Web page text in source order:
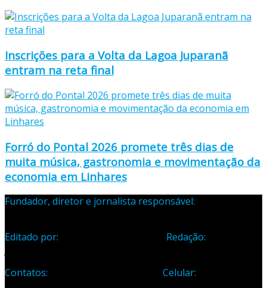
Inscrições para a Volta da Lagoa Juparanã
entram na reta final
Forró do Pontal 2026 promete três dias de
muita música, gastronomia e movimentação da
economia em Linhares
Fundador, diretor e jornalista responsável:
Editado por:
Redação:
Contatos:
Celular: